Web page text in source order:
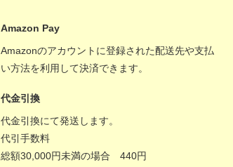
Amazon Pay
Amazonのアカウントに登録された配送先や支払
い方法を利用して決済できます。
代金引換
代金引換にて発送します。
代引手数料
総額30,000円未満の場合 440円